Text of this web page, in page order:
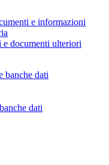
e informazioni
e documenti ulteriori
banche dati
dati